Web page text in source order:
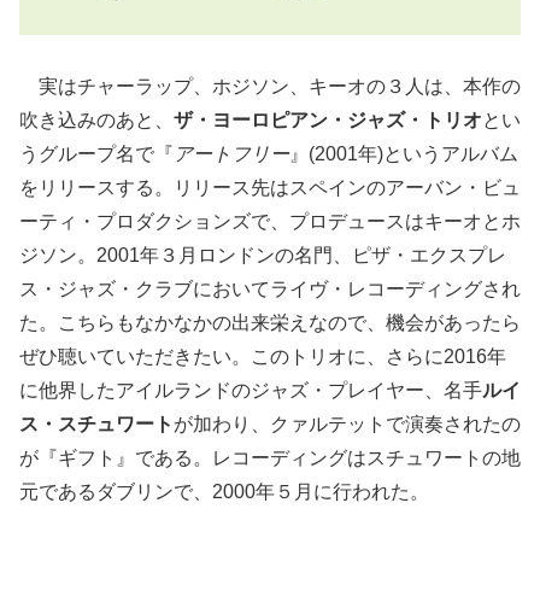
実はチャーラップ、ホジソン、キーオの３人は、本作の
吹き込みのあと、 ザ・ヨーロピアン・ジャズ・トリオとい
うグループ名で『 アートフリー』(2001年)というアルバム
をリリースする。リリース先はスペインのアーバン・ビュ
ーティ・プロダクションズで、プロデュースはキーオとホ
ジソン。2001年３月ロンドンの名門、ピザ・エクスプレ
ス・ジャズ・クラブにおいてライヴ・レコーディングされ
た。こちらもなかなかの出来栄えなので、機会があったら
ぜひ聴いていただきたい。このトリオに、さらに2016年
に他界したアイルランドのジャズ・プレイヤー、名手ルイ
ス・スチュワート が加わり、クァルテットで演奏されたの
が『ギフト』である。レコーディングはスチュワートの地
元であるダブリンで、2000年５月に行われた。